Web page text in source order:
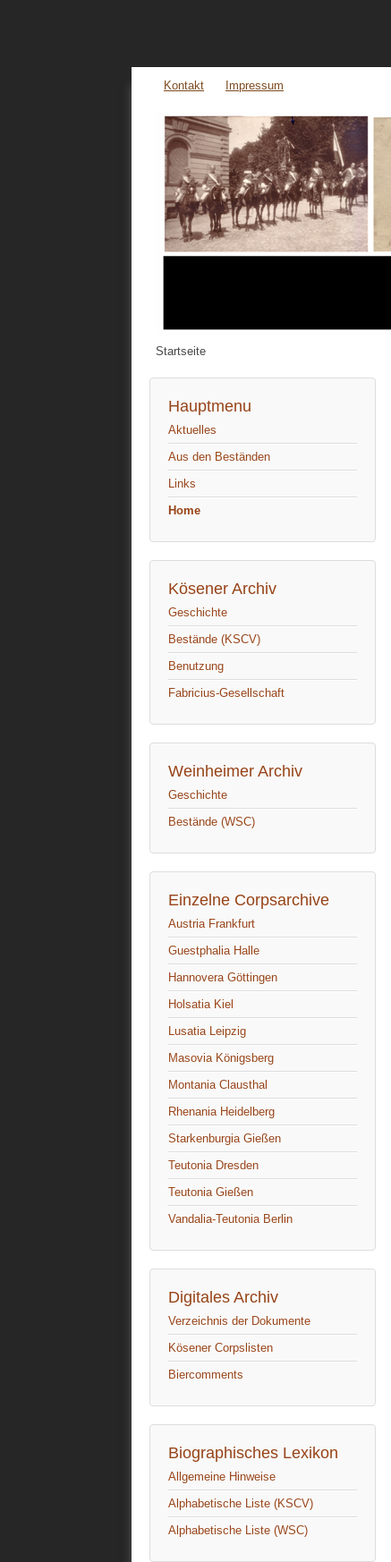
Kontakt Impressum
Startseite
Hauptmenu
Aktuelles
Aus den Beständen
Links
Home
Kösener Archiv
Geschichte
Bestände (KSCV)
Benutzung
Fabricius-Gesellschaft
Weinheimer Archiv
Geschichte
Bestände (WSC)
Einzelne Corpsarchive
Austria Frankfurt
Guestphalia Halle
Hannovera Göttingen
Holsatia Kiel
Lusatia Leipzig
Masovia Königsberg
Montania Clausthal
Rhenania Heidelberg
Starkenburgia Gießen
Teutonia Dresden
Teutonia Gießen
Vandalia-Teutonia Berlin
Digitales Archiv
Verzeichnis der Dokumente
Kösener Corpslisten
Biercomments
Biographisches Lexikon
Allgemeine Hinweise
Alphabetische Liste (KSCV)
Alphabetische Liste (WSC)